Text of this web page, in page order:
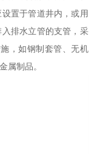
置于管道井内，或用
排水立管的支管，采
，如钢制套管、无机
属制品。